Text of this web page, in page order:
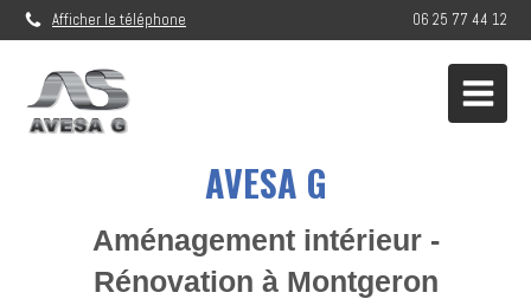
Afficher le téléphone 06 25 77 44 12
AVESA G
Aménagement intérieur -
Rénovation à Montgeron